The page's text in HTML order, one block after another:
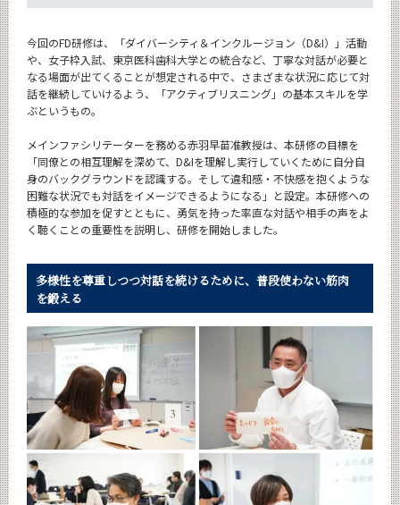
今回のFD研修は、「ダイバーシティ＆インクルージョン（D&I）」活動
や、女子枠入試、東京医科歯科大学との統合など、丁寧な対話が必要と
なる場面が出てくることが想定される中で、さまざまな状況に応じて対
話を継続していけるよう、「アクティブリスニング」の基本スキルを学
ぶというもの。
メインファシリテーターを務める赤羽早苗准教授は、本研修の目標を
「同僚との相互理解を深めて、D&Iを理解し実行していくために自分自
身のバックグラウンドを認識する。そして違和感・不快感を抱くような
困難な状況でも対話をイメージできるようになる」と設定。本研修への
積極的な参加を促すとともに、勇気を持った率直な対話や相手の声をよ
く聴くことの重要性を説明し、研修を開始しました。
多様性を尊重しつつ対話を続けるために、普段使わない筋肉
を鍛える